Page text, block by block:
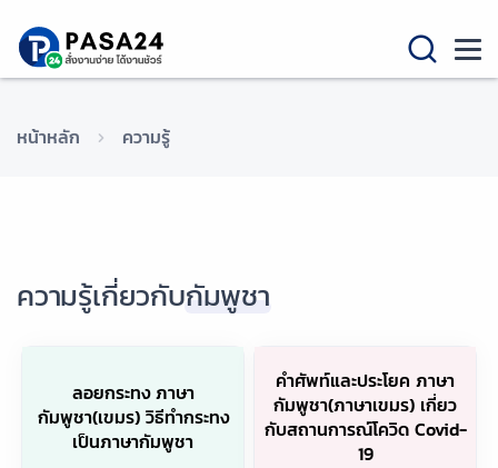
หน้าหลัก ความรู้
ความรู้เกี่ยวกับกัมพูชา
ลอยกระทง ภาษา
กัมพูชา(เขมร) วิธีทำกระทง
เป็นภาษากัมพูชา
คำศัพท์และประโยค ภาษา
กัมพูชา(ภาษาเขมร) เกี่ยว
กับสถานการณ์โควิด Covid-
19